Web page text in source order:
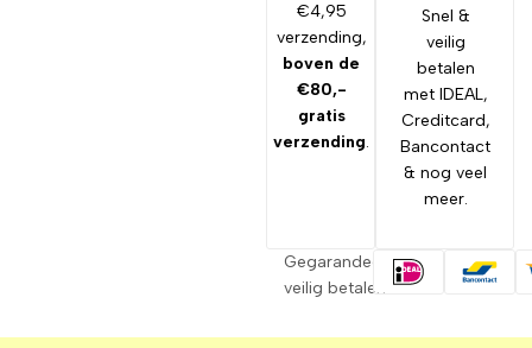
€4,95
verzending,
boven de
€80,-
gratis
verzending.
Snel &
veilig
betalen
met IDEAL,
Creditcard,
Bancontact
& nog veel
meer.
Gegarandeerd
veilig betalen